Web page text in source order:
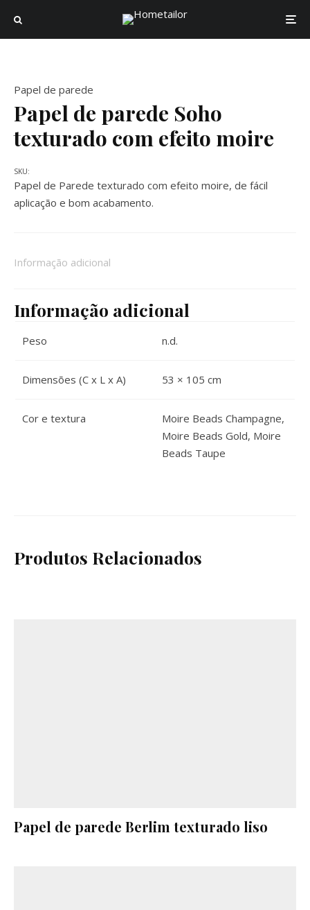
Papel de parede
Papel de parede Soho
texturado com efeito moire
Papel de Parede texturado com efeito moire, de fácil
aplicação e bom acabamento.
SKU:
Informação adicional
Informação adicional
Peso n.d.
Dimensões (C x L x A) 53 × 105 cm
Cor e textura
Moire Beads Champagne,
Moire Beads Gold, Moire
Beads Taupe
Produtos Relacionados
Papel de parede Berlim texturado liso